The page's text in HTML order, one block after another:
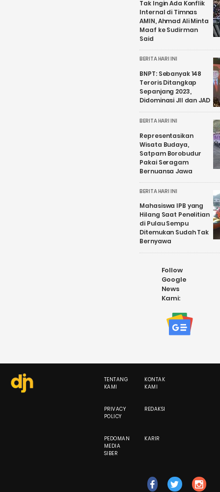
Tak Ingin Ada Konflik
Internal di Timnas
AMIN, Ahmad Ali Minta
Maaf ke Sudirman
Said
BERITA HARI INI
BNPT: Sebanyak 148
Teroris Ditangkap
Sepanjang 2023,
Didominasi JII dan JAD
BERITA HARI INI
Representasikan
Wisata Budaya,
Satpam Borobudur
Pakai Seragam
Bernuansa Jawa
BERITA HARI INI
Mahasiswa IPB yang
Hilang Saat Penelitian
di Pulau Sempu
Ditemukan Sudah Tak
Bernyawa
Follow
Google
News
Kami:
TENTANG
KAMI
KONTAK
KAMI
PRIVACY
POLICY
REDAKSI
PEDOMAN
MEDIA
SIBER
KARIR